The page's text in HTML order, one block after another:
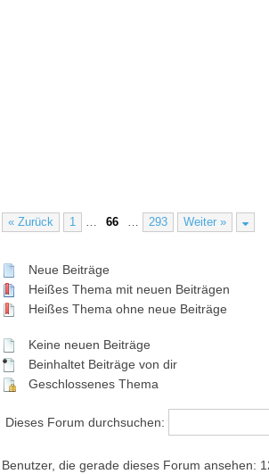
« Zurück 1 66 293 Weiter »
Neue Beiträge
Heißes Thema mit neuen Beiträgen
Heißes Thema ohne neue Beiträge
Keine neuen Beiträge
Beinhaltet Beiträge von dir
Geschlossenes Thema
Dieses Forum durchsuchen:
Benutzer, die gerade dieses Forum ansehen: